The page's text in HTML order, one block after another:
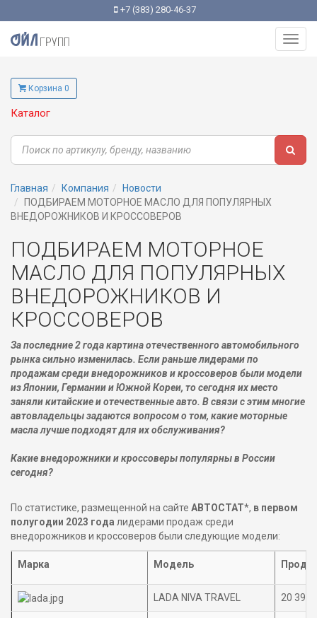
+7 (383) 280-46-37
Корзина 0
Каталог
Главная Компания
Новости
ПОДБИРАЕМ МОТОРНОЕ МАСЛО ДЛЯ ПОПУЛЯРНЫХ
ВНЕДОРОЖНИКОВ И КРОССОВЕРОВ
ПОДБИРАЕМ МОТОРНОЕ
МАСЛО ДЛЯ ПОПУЛЯРНЫХ
ВНЕДОРОЖНИКОВ И
КРОССОВЕРОВ
За последние 2 года картина отечественного автомобильного
рынка сильно изменилась. Если раньше лидерами по
продажам среди внедорожников и кроссоверов были модели
из Японии, Германии и Южной Кореи, то сегодня их место
заняли китайские и отечественные авто. В связи с этим многие
автовладельцы задаются вопросом о том, какие моторные
масла лучше подходят для их обслуживания?
Какие внедорожники и кроссоверы популярны в России
сегодня?
По статистике, размещенной на сайте АВТОСТАТ*, в первом
полугодии 2023 года лидерами продаж среди
внедорожников и кроссоверов были следующие модели:
Марка Модель
LADA NIVA TRAVEL 20 392